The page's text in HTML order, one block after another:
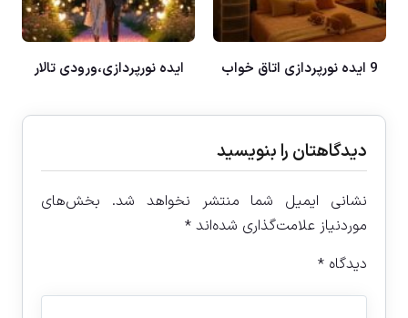
9 ایده نورپردازی اتاق خواب ایده نورپردازی،ورودی تالار
دیدگاهتان را بنویسید
نشانی ایمیل شما منتشر نخواهد شد.
بخش‌های
موردنیاز علامت‌گذاری شده‌اند*
دیدگاه*